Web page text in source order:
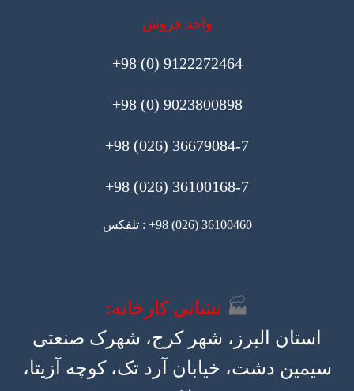
واحد فروش
9122272464 (0) 98+
9023800898 (0) 98+
36679084-7 (026) 98+
36100168-7 (026) 98+
36100460 (026) 98+ : تلفکس
🏭 نشانی کارخانه:
استان البرز، شهر کرج، شهرک صنعتی
سیمین دشت، خیابان آرد تک، کوچه آزیتا،